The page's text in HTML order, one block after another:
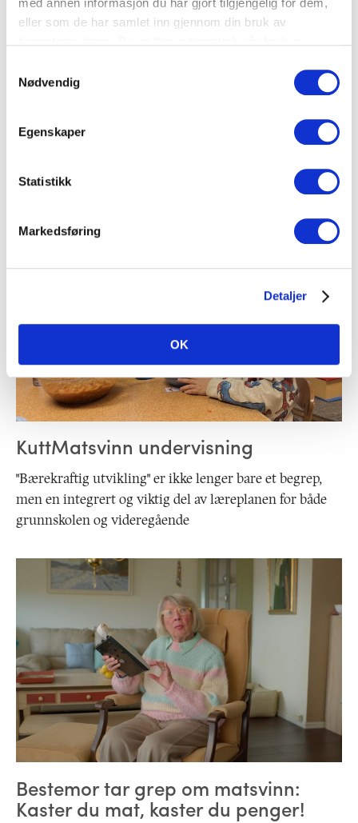
med annen informasjon du har gjort tilgjengelig for dem,
eller som de har samlet inn gjennom din bruk av
Nødvendig
Egenskaper
Statistikk
Markedsføring
Detaljer
OK
Kjøleskapet og fryseren er våre viktigste verktøy for å
det er viktig å bruke…
KuttMatsvinn undervisning
"Bærekraftig utvikling" er ikke lenger bare et begrep,
men en integrert og viktig del av læreplanen for både
grunnskolen og videregående
Bestemor tar grep om matsvinn:
Kaster du mat, kaster du penger!